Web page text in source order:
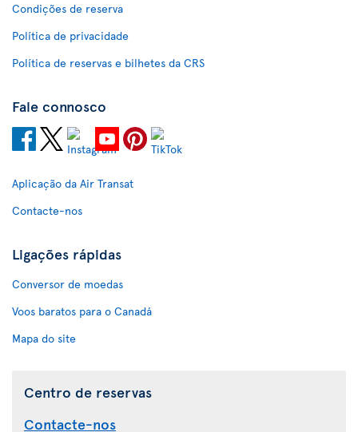
Condições de reserva
Política de privacidade
Política de reservas e bilhetes da CRS
Fale connosco
Aplicação da Air Transat
Contacte-nos
Ligações rápidas
Conversor de moedas
Voos baratos para o Canadá
Mapa do site
Centro de reservas
Contacte-nos